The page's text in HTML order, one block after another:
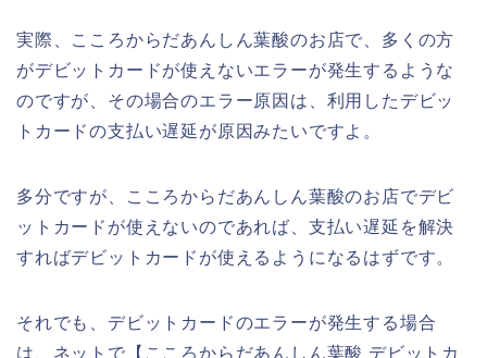
実際、こころからだあんしん葉酸のお店で、多くの方
がデビットカードが使えないエラーが発生するような
のですが、その場合のエラー原因は、利用したデビッ
トカードの支払い遅延が原因みたいですよ。
多分ですが、こころからだあんしん葉酸のお店でデビ
ットカードが使えないのであれば、支払い遅延を解決
すればデビットカードが使えるようになるはずです。
それでも、デビットカードのエラーが発生する場合
は、ネットで【こころからだあんしん葉酸 デビットカ